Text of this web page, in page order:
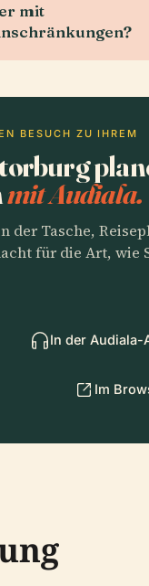
mit
BESUCH ZU IHREM
mit Audiala.
der Tasche,
für die Art, wie
In der Audiala-
Im